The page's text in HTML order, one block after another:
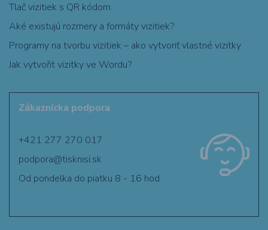
Tlač vizitiek s QR kódom
Aké existujú rozmery a formáty vizitiek?
Programy na tvorbu vizitiek – ako vytvoriť vlastné vizitky
Jak vytvořit vizitky ve Wordu?
Zákaznícka podpora
+421 277 270 017
podpora@tisknisi.sk
Od pondelka do piatku 8 - 16 hod.